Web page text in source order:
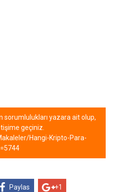
sorumlulukları yazara ait olup,
geçiniz.
Hangi-Kripto-Para-
Paylas +1